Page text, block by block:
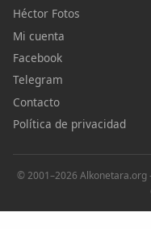
Héctor Fotos
Mi cuenta
Facebook
Telegram
Contacto
Política de privacidad
© 2001–2026